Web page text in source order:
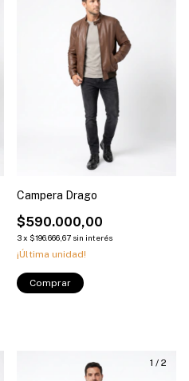
Campera Drago
$590.000,00
3x $196.666,67 sin interés
¡Última unidad!
Comprar
1 / 2